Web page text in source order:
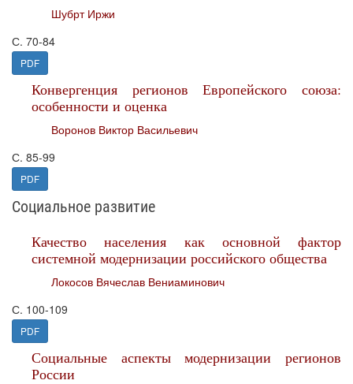
Шубрт Иржи
С. 70-84
PDF
Конвергенция регионов Европейского союза:
особенности и оценка
Воронов Виктор Васильевич
С. 85-99
PDF
Социальное развитие
Качество населения как основной фактор
системной модернизации российского общества
Локосов Вячеслав Вениаминович
С. 100-109
PDF
Социальные аспекты модернизации регионов
России